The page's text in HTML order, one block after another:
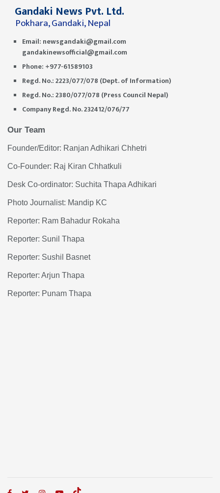
Gandaki News Pvt. Ltd.
Pokhara, Gandaki, Nepal
Email: newsgandaki@gmail.com
gandakinewsofficial@gmail.com
Phone: +977-61589103
Regd. No.: 2223/077/078 (Dept. of Information)
Regd. No.: 2380/077/078 (Press Council Nepal)
Company Regd. No. 232412/076/77
Our Team
Founder/Editor: Ranjan Adhikari Chhetri
Co-Founder: Raj Kiran Chhatkuli
Desk Co-ordinator: Suchita Thapa Adhikari
Photo Journalist: Mandip KC
Reporter: Ram Bahadur Rokaha
Reporter: Sunil Thapa
Reporter: Sushil Basnet
Reporter: Arjun Thapa
Reporter: Punam Thapa